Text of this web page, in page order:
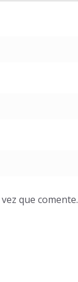
que comente.